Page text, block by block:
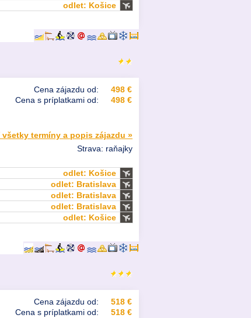
odlet: Košice
Cena zájazdu od:
498 €
Cena s príplatkami od:
498 €
termíny a popis zájazdu »
Strava: raňajky
odlet: Košice
odlet: Bratislava
odlet: Bratislava
odlet: Bratislava
odlet: Košice
Cena zájazdu od:
518 €
Cena s príplatkami od:
518 €